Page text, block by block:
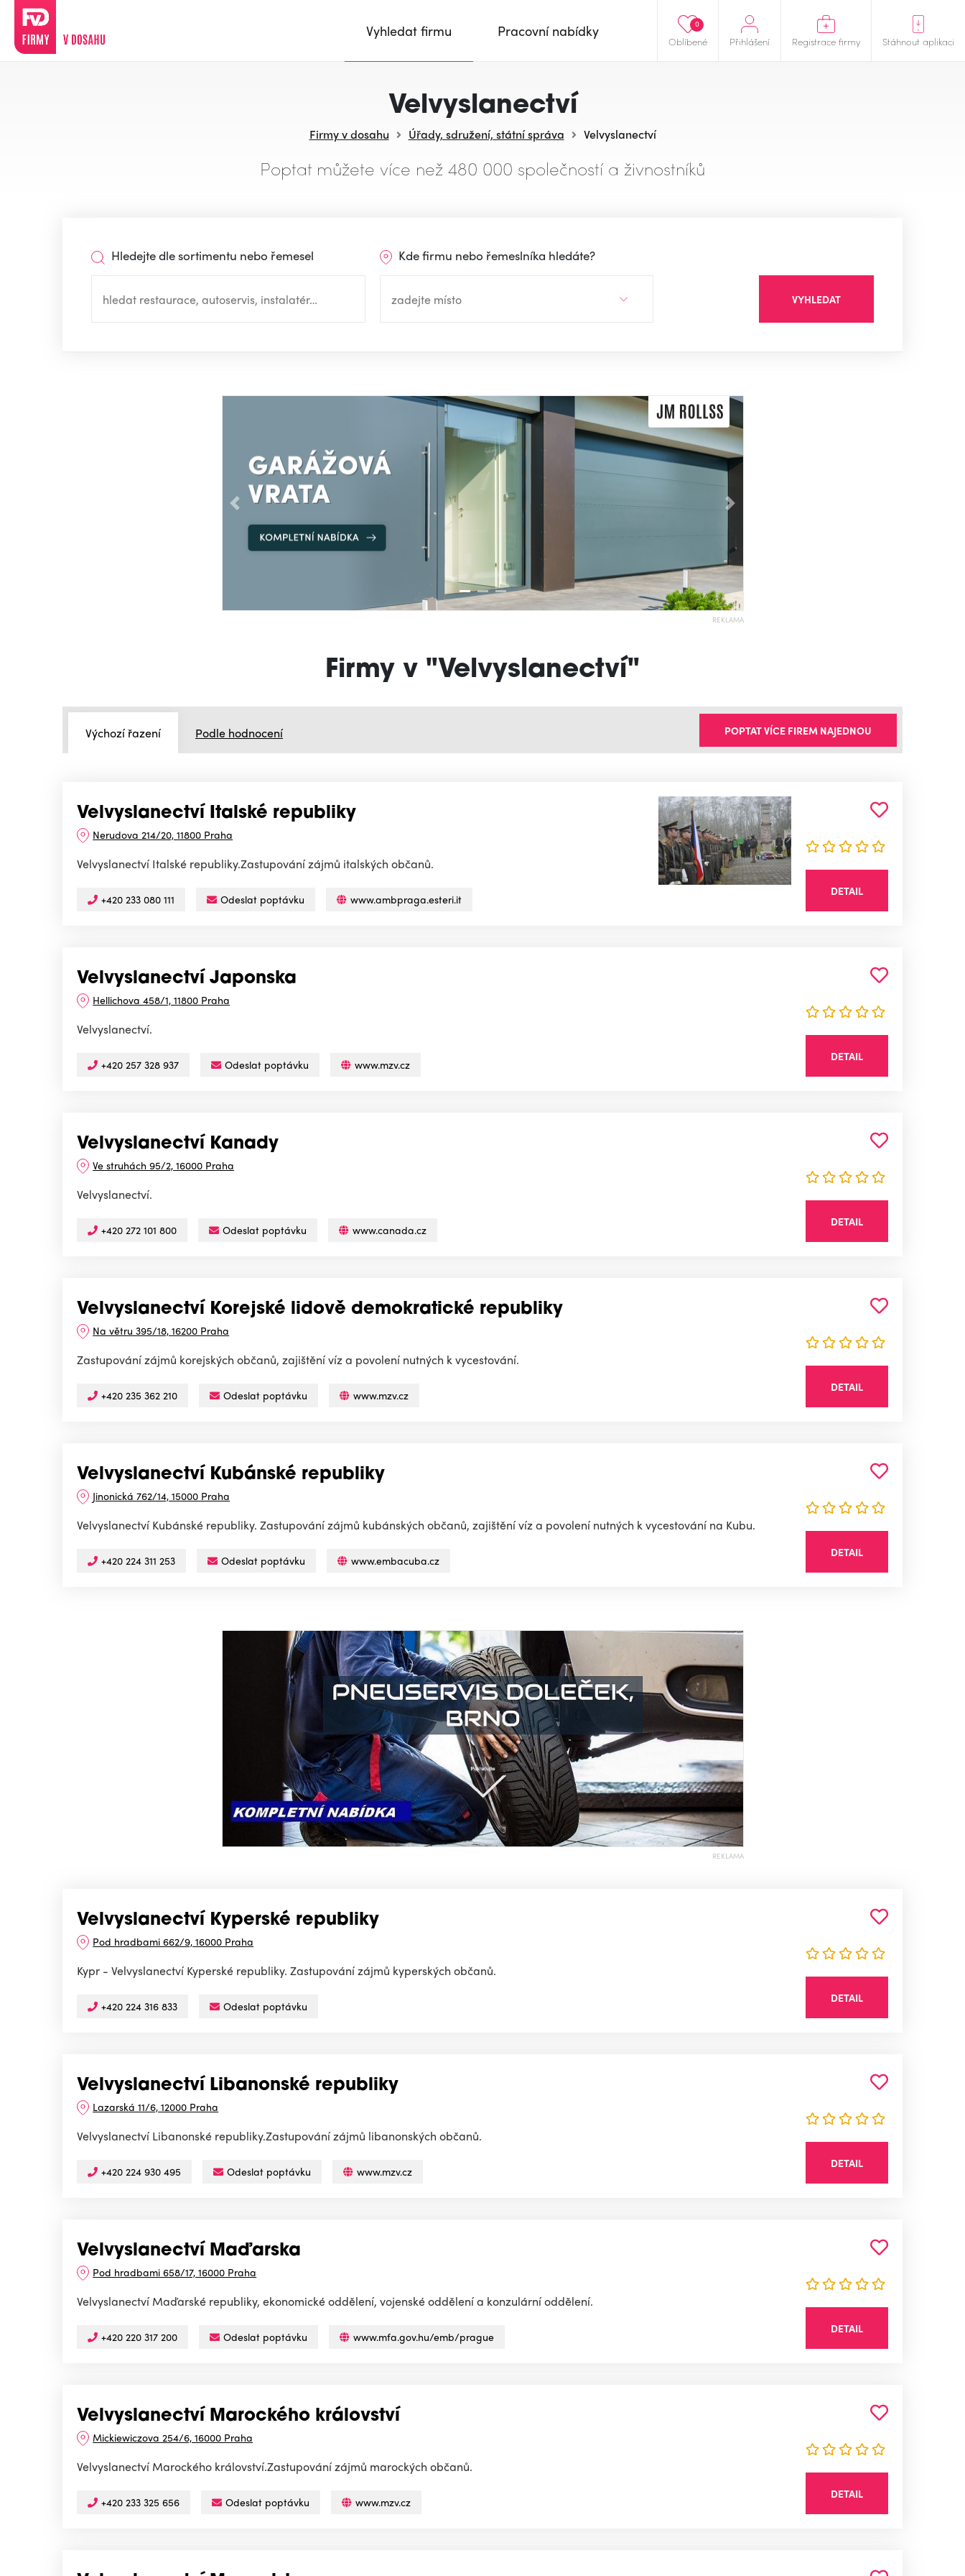
Oblíbené
0
Přihlášení Registrace firmy Stáhnout aplikaci
Vyhledat firmu Pracovní nabídky
Velvyslanectví
Firmy v dosahu Úřady, sdružení, státní správa Velvyslanectví
Poptat můžete více než 480 000 společností a živnostníků
Hledejte dle sortimentu nebo řemesel Kde firmu nebo řemeslníka hledáte?
VYHLEDAT
Předchozí Následující
REKLAMA
Firmy v "Velvyslanectví"
Výchozí řazení Podle hodnocení POPTAT VÍCE FIREM NAJEDNOU
Velvyslanectví Italské republiky
Nerudova 214/20, 11800 Praha
Velvyslanectví Italské republiky.Zastupování zájmů italských občanů.
+420 233 080 111 Odeslat poptávku www.ambpraga.esteri.it
DETAIL
Velvyslanectví Japonska
Hellichova 458/1, 11800 Praha
Velvyslanectví.
+420 257 328 937 Odeslat poptávku www.mzv.cz
DETAIL
Velvyslanectví Kanady
Ve struhách 95/2, 16000 Praha
Velvyslanectví.
+420 272 101 800 Odeslat poptávku www.canada.cz
DETAIL
Velvyslanectví Korejské lidově demokratické republiky
Na větru 395/18, 16200 Praha
Zastupování zájmů korejských občanů, zajištění víz a povolení nutných k vycestování.
+420 235 362 210 Odeslat poptávku www.mzv.cz
DETAIL
Velvyslanectví Kubánské republiky
Jinonická 762/14, 15000 Praha
Velvyslanectví Kubánské republiky. Zastupování zájmů kubánských občanů, zajištění víz a povolení nutných k vycestování na Kubu.
+420 224 311 253 Odeslat poptávku www.embacuba.cz
DETAIL
REKLAMA
Velvyslanectví Kyperské republiky
Pod hradbami 662/9, 16000 Praha
Kypr - Velvyslanectví Kyperské republiky. Zastupování zájmů kyperských občanů.
+420 224 316 833 Odeslat poptávku
DETAIL
Velvyslanectví Libanonské republiky
Lazarská 11/6, 12000 Praha
Velvyslanectví Libanonské republiky.Zastupování zájmů libanonských občanů.
+420 224 930 495 Odeslat poptávku www.mzv.cz
DETAIL
Velvyslanectví Maďarska
Pod hradbami 658/17, 16000 Praha
Velvyslanectví Maďarské republiky, ekonomické oddělení, vojenské oddělení a konzulární oddělení.
+420 220 317 200 Odeslat poptávku www.mfa.gov.hu/emb/prague
DETAIL
Velvyslanectví Marockého království
Mickiewiczova 254/6, 16000 Praha
Velvyslanectví Marockého království.Zastupování zájmů marockých občanů.
+420 233 325 656 Odeslat poptávku www.mzv.cz
DETAIL